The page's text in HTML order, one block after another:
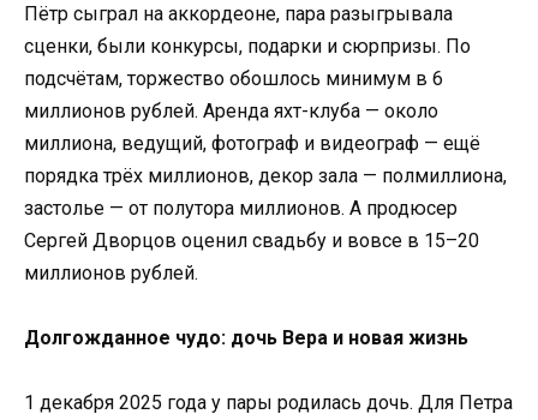
Пётр сыграл на аккордеоне, пара разыгрывала
сценки, были конкурсы, подарки и сюрпризы. По
подсчётам, торжество обошлось минимум в 6
миллионов рублей. Аренда яхт-клуба — около
миллиона, ведущий, фотограф и видеограф — ещё
порядка трёх миллионов, декор зала — полмиллиона,
застолье — от полутора миллионов. А продюсер
Сергей Дворцов оценил свадьбу и вовсе в 15–20
миллионов рублей.
Долгожданное чудо: дочь Вера и новая жизнь
1 декабря 2025 года у пары родилась дочь. Для Петра